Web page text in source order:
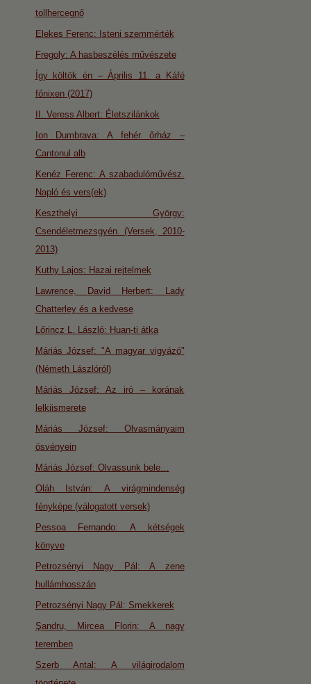
tollhercegnő
Elekes Ferenc: Isteni szemmérték
Fregoly: A hasbeszélés művészete
Így költök én – Április 11. a Káfé
főnixen (2017)
II. Veress Albert: Életszilánkok
Ion Dumbrava: A fehér őrház –
Cantonul alb
Kenéz Ferenc: A szabadulóművész.
Napló és vers(ek)
Keszthelyi György:
Csendéletmezsgyén. (Versek, 2010-
2013)
Kuthy Lajos: Hazai rejtelmek
Lawrence, David Herbert: Lady
Chatterley és a kedvese
Lőrincz L. László: Huan-ti átka
Máriás József: "A magyar vigyázó"
(Németh Lászlóról)
Máriás József: Az iró – korának
lelkiismerete
Máriás József: Olvasmányaim
ösvényein
Máriás József: Olvassunk bele…
Oláh István: A virágmindenség
fényképe (válogatott versek)
Pessoa Fernando: A kétségek
könyve
Petrozsényi Nagy Pál: A zene
hullámhosszán
Petrozsényi Nagy Pál: Smekkerek
Şandru, Mircea Florin: A nagy
teremben
Szerb Antal: A világirodalom